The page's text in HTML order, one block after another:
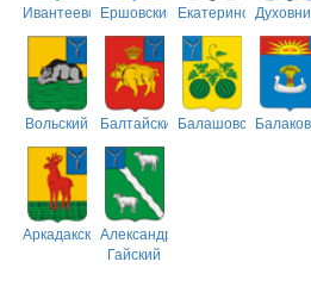
ИвантеевскийЕршовский Екатериновский
Вольский БалтайскийБалашовский
АркадакскийАлександрово-
Гайский